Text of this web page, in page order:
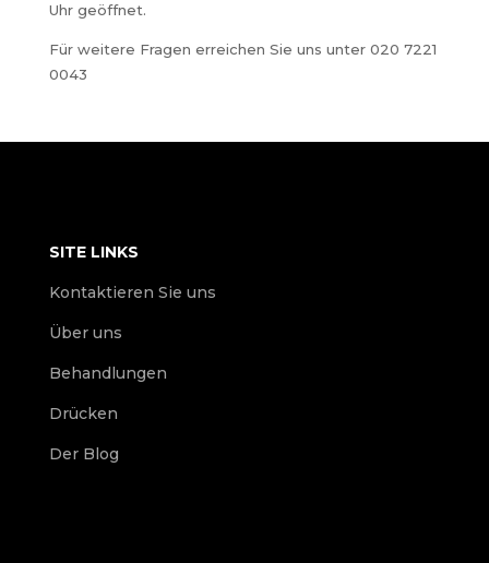
Uhr geöffnet.
Für weitere Fragen erreichen Sie uns unter 020 7221
0043
SITE LINKS
Kontaktieren Sie uns
Über uns
Behandlungen
Drücken
Der Blog